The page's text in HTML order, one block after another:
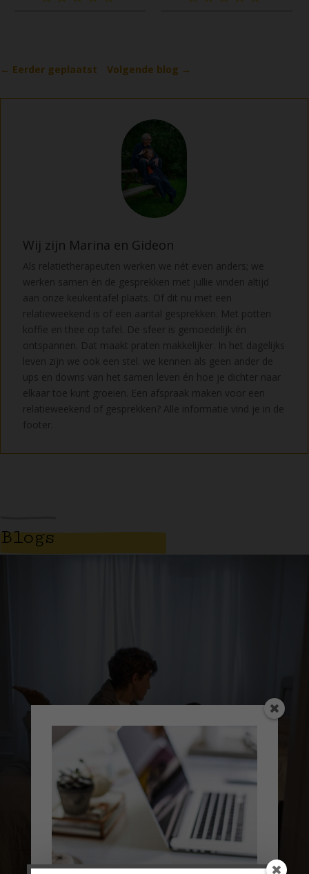
← Eerder geplaatst Volgende blog →
Wij zijn Marina en Gideon
Als relatietherapeuten werken we nét even anders; we
werken samen én de gesprekken met jullie vinden altijd
aan onze keukentafel plaats. Of dit nu met een
relatieweekend is of een aantal gesprekken. Met potten
koffie en thee op tafel. De sfeer is gemoedelijk én
ontspannen. Dat maakt praten makkelijker. In het dagelijks
leven zijn we ook een stel. we kennen als geen ander de
ups en downs van het samen leven én hoe je dichter naar
elkaar toe kunt groeien. Een afspraak maken voor een
relatieweekend of gesprekken? Alle informatie vind je in de
footer.
Blogs